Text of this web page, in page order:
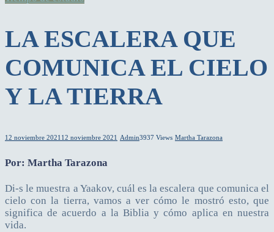
LA ESCALERA QUE
COMUNICA EL CIELO
Y LA TIERRA
12 noviembre 2021 12 noviembre 2021 Admin3937 Views Martha Tarazona
Por: Martha Tarazona
Di-s le muestra a Yaakov, cuál es la escalera que comunica el
cielo con la tierra, vamos a ver cómo le mostró esto, que
significa de acuerdo a la Biblia y cómo aplica en nuestra
vida.